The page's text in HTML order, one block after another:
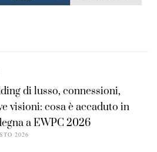
di lusso, connessioni,
visioni: cosa è accaduto in
a EWPC 2026
2026